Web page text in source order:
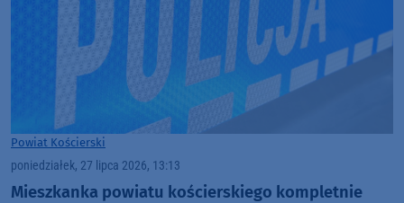
Powiat Kościerski
poniedziałek, 27 lipca 2026, 13:13
Mieszkanka powiatu kościerskiego kompletnie